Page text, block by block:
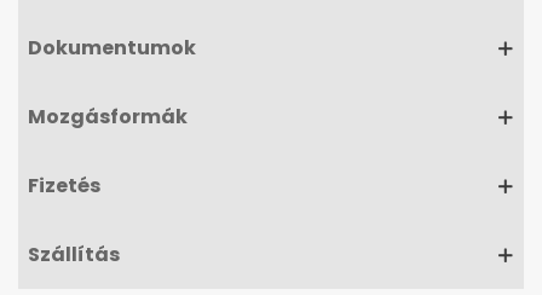
Dokumentumok
Mozgásformák
Fizetés
Szállítás